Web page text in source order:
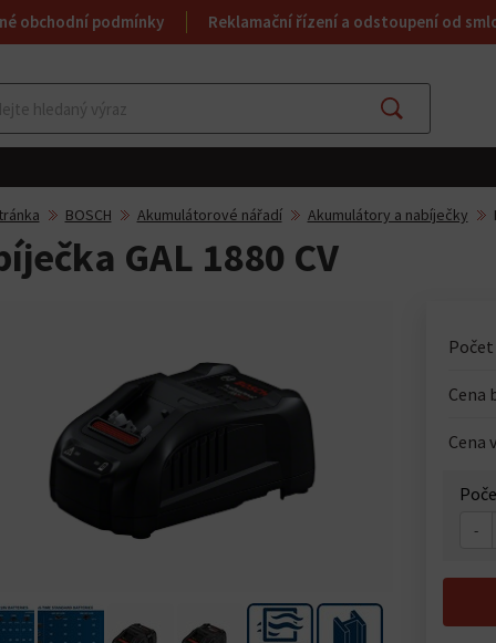
obchodní podmínky Reklamační řízení a odstoupení od
Najít
BOSCH Akumulátorové nářadí Akumulátory a nabíječky
GAL 1880 CV
Cena
Cena
-